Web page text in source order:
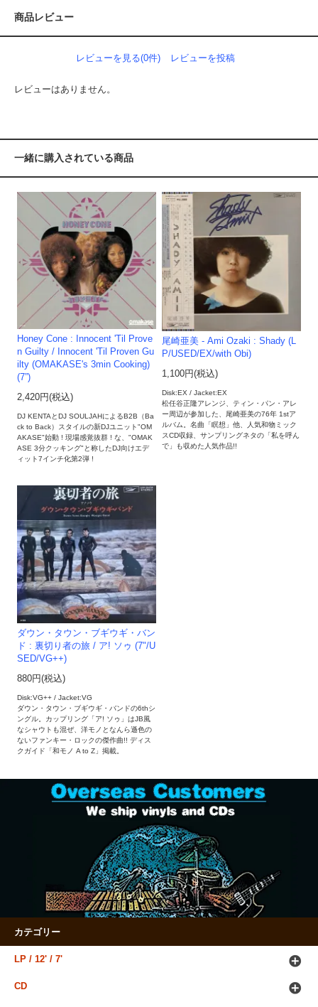
商品レビュー
レビューを見る(0件) レビューを投稿
レビューはありません。
一緒に購入されている商品
Honey Cone : Innocent 'Til Prove
n Guilty / Innocent 'Til Proven Gu
ilty (OMAKASE's 3min Cooking)
(7”)
2,420円(税込)
DJ KENTAとDJ SOULJAHによるB2B（Ba
ck to Back）スタイルの新DJユニット"OM
AKASE"始動 ! 現場感覚抜群 ! な、"OMAK
ASE 3分クッキング"と称したDJ向けエデ
ィット7インチ化第2弾 !
尾崎亜美 - Ami Ozaki : Shady (L
P/USED/EX/with Obi)
1,100円(税込)
Disk:EX / Jacket:EX
松任谷正隆アレンジ、ティン・パン・アレ
ー周辺が参加した、尾崎亜美の76年 1stア
ルバム。名曲「瞑想」他、人気和物ミック
スCD収録、サンプリングネタの「私を呼ん
で」も収めた人気作品!!
ダウン・タウン・ブギウギ・バン
ド : 裏切り者の旅 / ア! ソゥ (7"/U
SED/VG++)
880円(税込)
Disk:VG++ / Jacket:VG
ダウン・タウン・ブギウギ・バンドの6thシ
ングル。カップリング「ア! ソゥ」はJB風
なシャウトも混ぜ、洋モノとなんら遜色の
ないファンキー・ロックの傑作曲!! ディス
クガイド「和モノ A to Z」掲載。
カテゴリー
LP / 12' / 7'
CD